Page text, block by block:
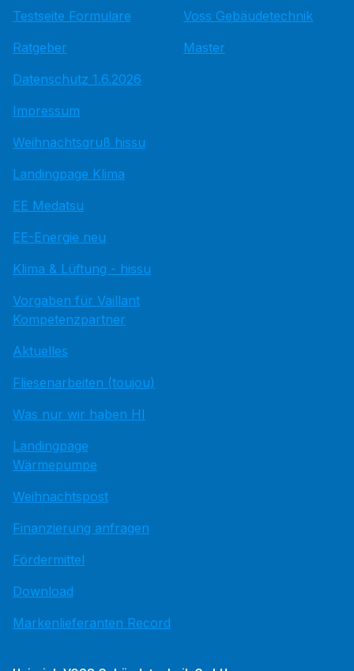
Testseite Formulare
Ratgeber
Datenschutz 1.6.2026
Impressum
Weihnachtsgruß hissu
Landingpage Klima
EE Medatsu
EE-Energie neu
Klima & Lüftung - hissu
Vorgaben für Vaillant
Kompetenzpartner
Aktuelles
Fliesenarbeiten (toujou)
Was nur wir haben HI
Landingpage
Wärmepumpe
Weihnachtspost
Finanzierung anfragen
Fördermittel
Download
Markenlieferanten Record
Voss Gebäudetechnik
Master